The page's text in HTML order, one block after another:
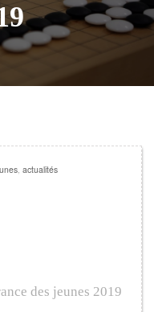
, actualités
des jeunes 2019